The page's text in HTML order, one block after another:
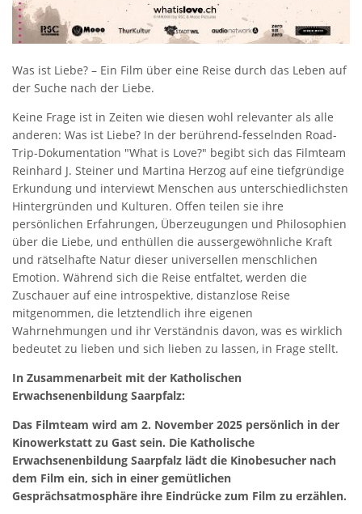
Was ist Liebe? – Ein Film über eine Reise durch das Leben auf
der Suche nach der Liebe.
Keine Frage ist in Zeiten wie diesen wohl relevanter als alle
anderen: Was ist Liebe? In der berührend-fesselnden Road-
Trip-Dokumentation "What is Love?" begibt sich das Filmteam
Reinhard J. Steiner und Martina Herzog auf eine tiefgründige
Erkundung und interviewt Menschen aus unterschiedlichsten
Hintergründen und Kulturen. Offen teilen sie ihre
persönlichen Erfahrungen, Überzeugungen und Philosophien
über die Liebe, und enthüllen die aussergewöhnliche Kraft
und rätselhafte Natur dieser universellen menschlichen
Emotion. Während sich die Reise entfaltet, werden die
Zuschauer auf eine introspektive, distanzlose Reise
mitgenommen, die letztendlich ihre eigenen
Wahrnehmungen und ihr Verständnis davon, was es wirklich
bedeutet zu lieben und sich lieben zu lassen, in Frage stellt.
In Zusammenarbeit mit der Katholischen
Erwachsenenbildung Saarpfalz:
Das Filmteam wird am 2. November 2025 persönlich in der
Kinowerkstatt zu Gast sein. Die Katholische
Erwachsenenbildung Saarpfalz lädt die Kinobesucher nach
dem Film ein, sich in einer gemütlichen
Gesprächsatmosphäre ihre Eindrücke zum Film zu erzählen.